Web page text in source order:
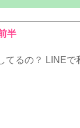
半
てるの？ LINEで